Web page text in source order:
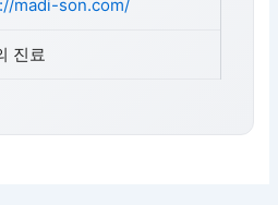
madi-son.com/
진료